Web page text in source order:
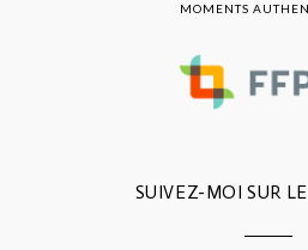
SUIVEZ-MOI SUR
MOMENTS